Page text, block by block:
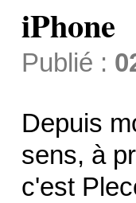
iPhone
Publié :
Depuis
sens, à
c'est